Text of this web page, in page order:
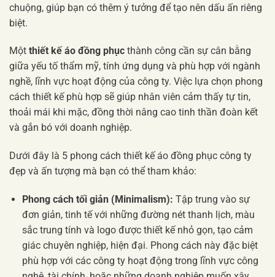
chuộng, giúp bạn có thêm ý tưởng để tạo nên dấu ấn riêng
biệt.
Một thiết kế áo đồng phục thành công cần sự cân bằng
giữa yếu tố thẩm mỹ, tính ứng dụng và phù hợp với ngành
nghề, lĩnh vực hoạt động của công ty. Việc lựa chọn phong
cách thiết kế phù hợp sẽ giúp nhân viên cảm thấy tự tin,
thoải mái khi mặc, đồng thời nâng cao tinh thần đoàn kết
và gắn bó với doanh nghiệp.
Dưới đây là 5 phong cách thiết kế áo đồng phục công ty
đẹp và ấn tượng mà bạn có thể tham khảo:
Phong cách tối giản (Minimalism): Tập trung vào sự
đơn giản, tinh tế với những đường nét thanh lịch, màu
sắc trung tính và logo được thiết kế nhỏ gọn, tạo cảm
giác chuyên nghiệp, hiện đại. Phong cách này đặc biệt
phù hợp với các công ty hoạt động trong lĩnh vực công